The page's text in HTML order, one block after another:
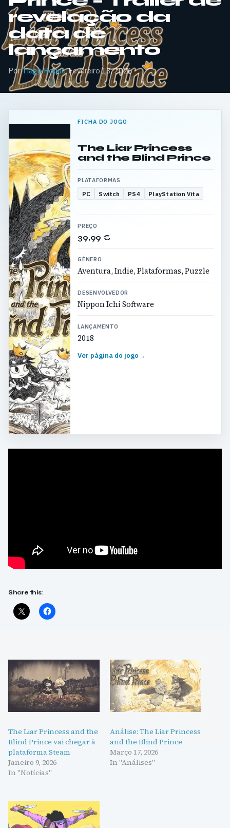
revelação da
data de
lançamento
PorTiago Roque·Fevereiro 13, 2026
FICHA DO JOGO
The Liar Princess
and the Blind Prince
PLATAFORMAS
PC Switch PS4 PlayStation Vita
PREÇO
39,99 €
GÉNERO
Aventura, Indie, Plataformas, Puzzle
DESENVOLVEDOR
Nippon Ichi Software
LANÇAMENTO
2018
Ver página do jogo→
Share this:
The Liar Princess and the
Blind Prince vai chegar à
plataforma Steam
Janeiro 9, 2026
In "Notícias"
Análise: The Liar Princess
and the Blind Prince
Março 17, 2026
In "Análises"